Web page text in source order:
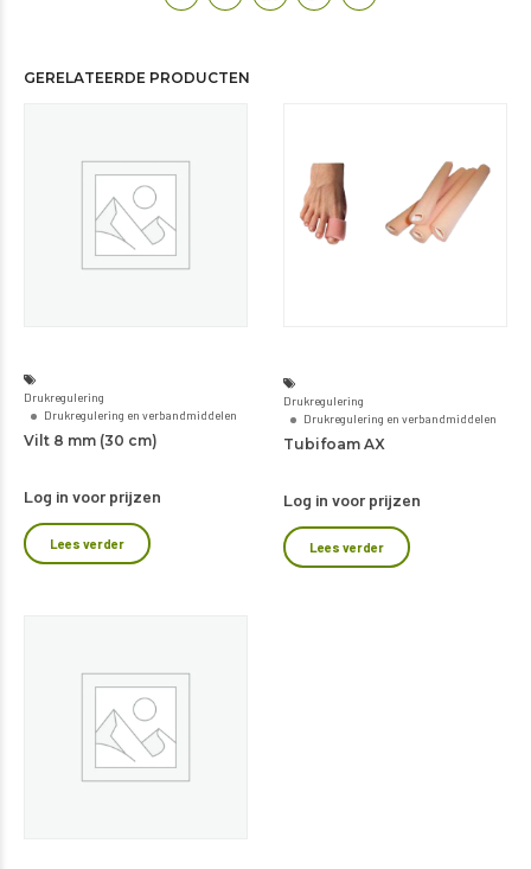
Drukregulering
Drukregulering en verbandmiddelen
Vilt 8 mm (30 cm)
Log in voor prijzen
Lees verder
Drukregulering
Drukregulering en verbandmiddelen
Tubifoam AX
Log in voor prijzen
Lees verder